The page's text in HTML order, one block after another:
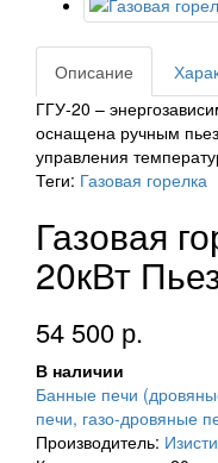
Описание
ГГУ-20 –
оснащена ручным
управления
Теги: Газовая горелка
Газовая
20кВт
54 500 р.
В наличии
Банные печи
печи, газо-дровяные
Производитель: